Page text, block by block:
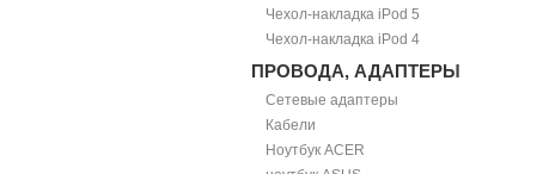
Чехол-накладка iPod 5
Чехол-накладка iPod 4
ПРОВОДА, АДАПТЕРЫ
Сетевые адаптеры
Кабели
Ноутбук ACER